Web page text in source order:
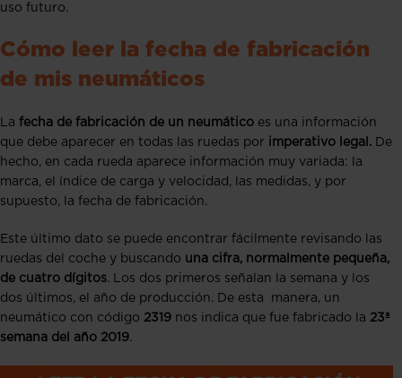
uso futuro.
Cómo leer la fecha de fabricación
de mis neumáticos
La fecha de fabricación de un neumático es una información
que debe aparecer en todas las ruedas por imperativo legal. De
hecho, en cada rueda aparece información muy variada: la
marca, el índice de carga y velocidad, las medidas, y por
supuesto, la fecha de fabricación.
Este último dato se puede encontrar fácilmente revisando las
ruedas del coche y buscando una cifra, normalmente pequeña,
de cuatro dígitos. Los dos primeros señalan la semana y los
dos últimos, el año de producción. De esta manera, un
neumático con código 2319 nos indica que fue fabricado la 23ª
semana del año 2019.